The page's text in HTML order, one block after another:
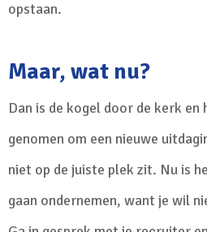
opstaan.
Maar, wat nu?
Dan is de kogel door de kerk en
genomen om een nieuwe
niet op de juiste plek zit. Nu is
gaan ondernemen, want je wil